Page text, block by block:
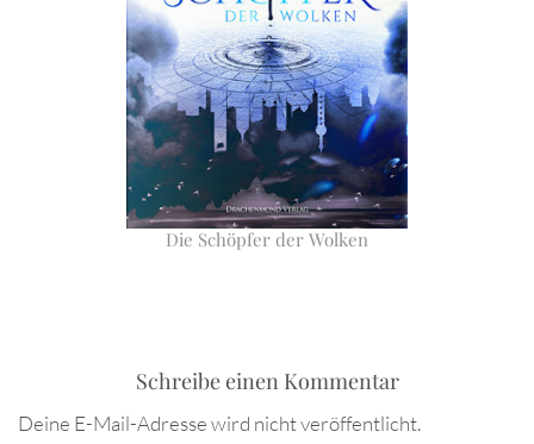
Die Schöpfer der Wolken
Schreibe einen Kommentar
Deine E-Mail-Adresse wird nicht veröffentlicht.